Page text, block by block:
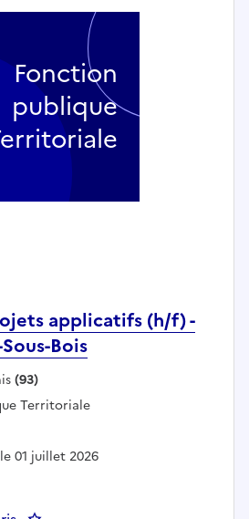
applicatifs (h/f) -
Bois
(93)
:Territoriale
01 juillet 2026
Fonction
publique